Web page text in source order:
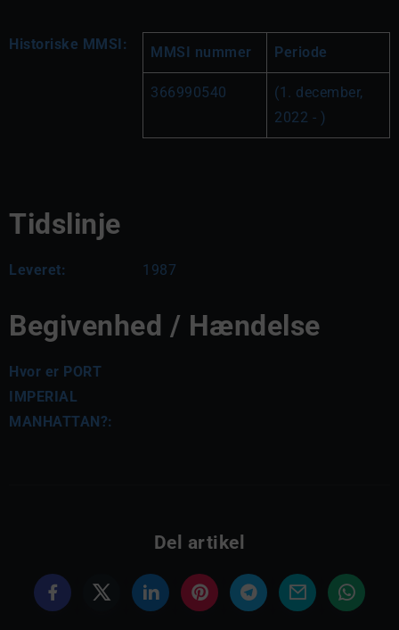
Historiske MMSI: MMSI nummer Periode
366990540
(1. december,
2022 - )
Tidslinje
Leveret: 1987
Begivenhed / Hændelse
Hvor er PORT
IMPERIAL
MANHATTAN?:
Del artikel